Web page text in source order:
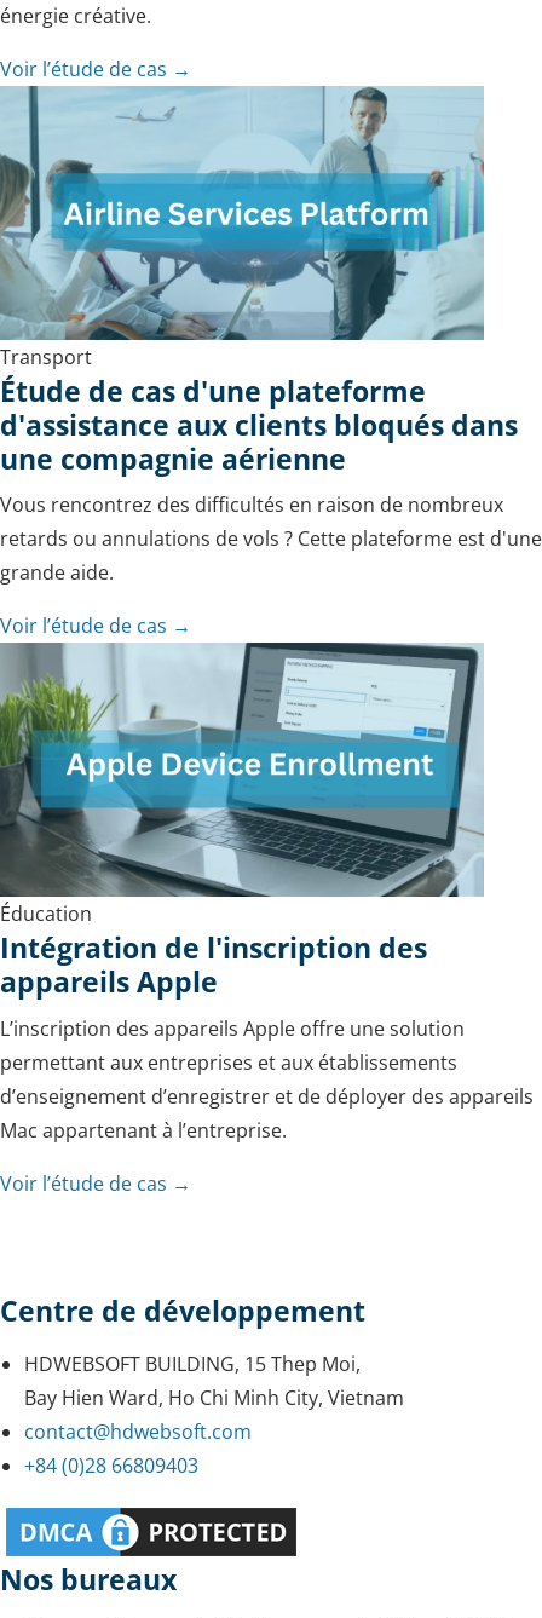
énergie créative.
Voir l’étude de cas →
Transport
Étude de cas d'une plateforme
d'assistance aux clients bloqués dans
une compagnie aérienne
Vous rencontrez des difficultés en raison de nombreux
retards ou annulations de vols ? Cette plateforme est d'une
grande aide.
Voir l’étude de cas →
Éducation
Intégration de l'inscription des
appareils Apple
L’inscription des appareils Apple offre une solution
permettant aux entreprises et aux établissements
d’enseignement d’enregistrer et de déployer des appareils
Mac appartenant à l’entreprise.
Voir l’étude de cas →
Centre de développement
HDWEBSOFT BUILDING, 15 Thep Moi,
Bay Hien Ward, Ho Chi Minh City, Vietnam
contact@hdwebsoft.com
+84 (0)28 66809403
Nos bureaux